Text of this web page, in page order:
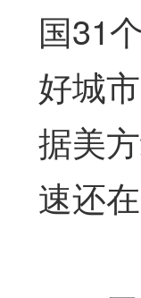
国31
好城
据美
速还在